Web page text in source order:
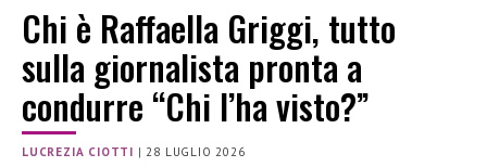
Chi è Raffaella Griggi, tutto
sulla giornalista pronta a
condurre “Chi l’ha visto?”
LUCREZIA CIOTTI |28 LUGLIO 2026